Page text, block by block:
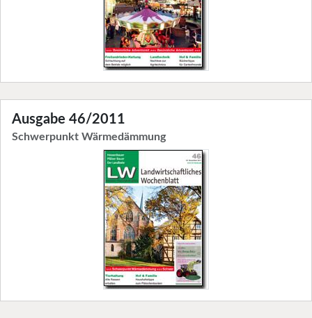
Ausgabe 46/2011
Schwerpunkt Wärmedämmung